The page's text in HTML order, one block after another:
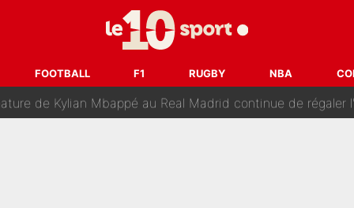
FOOTBALL F1 RUGBY NBA
changent de chaîne : beIN SPORTS ne digère pas cette décision
en pleine Coupe du monde : «La FFF était déjà passée
de Kylian Mbappé au Real Madrid continue de régaler